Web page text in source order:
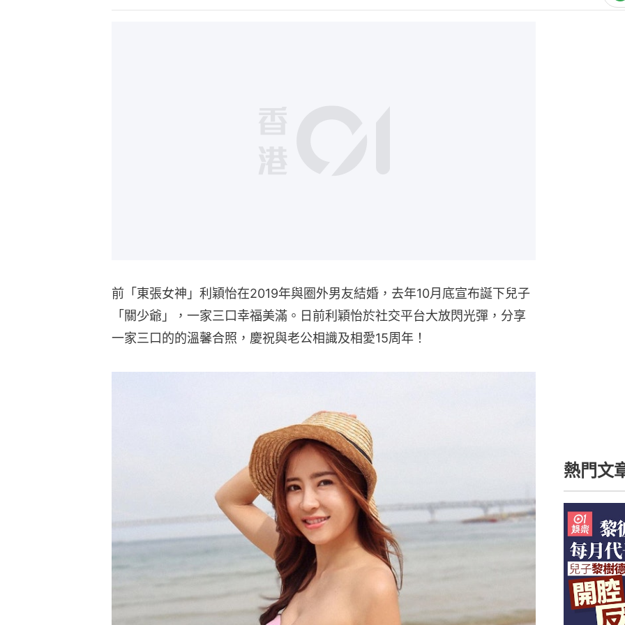
前「東張女神」利穎怡在2019年與圈外男友結婚，去年10月底宣布誕下兒子
「關少爺」，一家三口幸福美滿。日前利穎怡於社交平台大放閃光彈，分享
一家三口的的溫馨合照，慶祝與老公相識及相愛15周年！